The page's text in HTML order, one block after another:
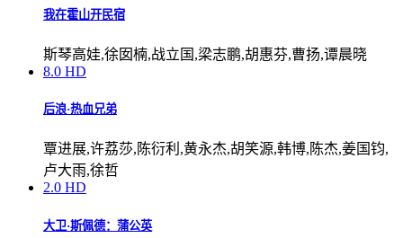
我在霍山开民宿
斯琴高娃,徐囡楠,战立国,梁志鹏,胡惠芬,曹扬,谭晨晓
8.0 HD
后浪·热血兄弟
覃进展,许荔莎,陈衍利,黄永杰,胡笑源,韩博,陈杰,姜国钧,
卢大雨,徐哲
2.0 HD
大卫·斯佩德：蒲公英